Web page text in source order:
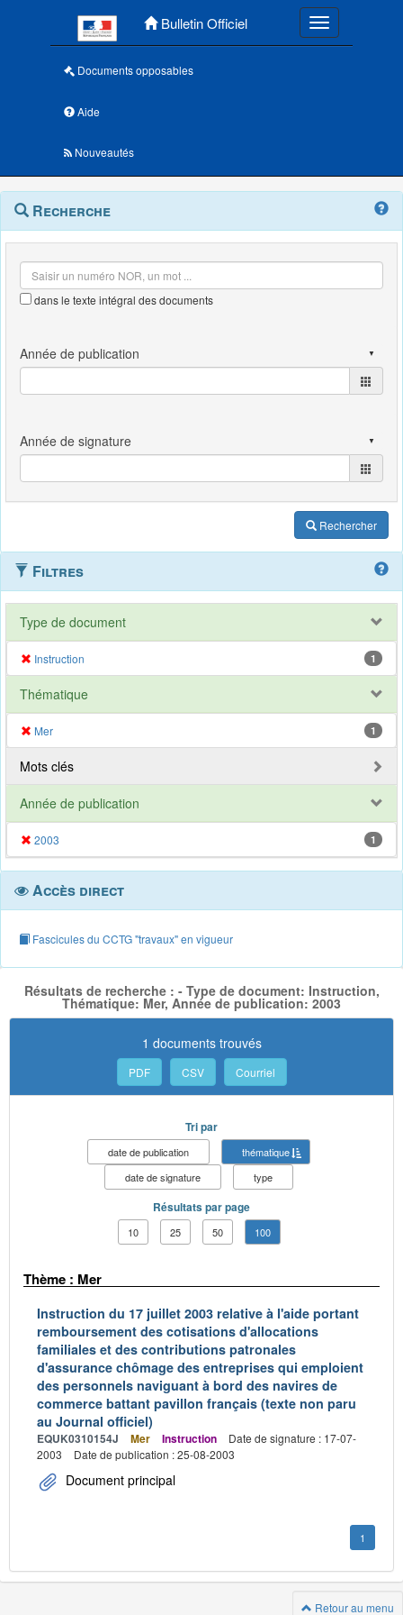
Bulletin Officiel Toggle
Documents opposables
Aide
Nouveautés
Navigation
outils
Menu
contextuel
Recherche
dans le texte intégral des documents
Rechercher
Filtres
Type de document
Instruction 1
Thématique
Mer 1
Mots clés
Année de publication
2003 1
Accès direct
Fascicules du CCTG "travaux" en vigueur
Résultats de recherche : - Type de document: Instruction,
Thématique: Mer, Année de publication: 2003
1 documents trouvés
PDF CSV Courriel
Tri par
date de publication
thématique
date de signature
type
Résultats par page
10 25 50 100
Thème : Mer
Instruction du 17 juillet 2003 relative à l'aide portant
remboursement des cotisations d'allocations
familiales et des contributions patronales
d'assurance chômage des entreprises qui emploient
des personnels naviguant à bord des navires de
commerce battant pavillon français (texte non paru
au Journal officiel)
EQUK0310154J Mer Instruction
Date de signature : 17-07-
2003
Date de publication : 25-08-2003
Document principal
1
Retour au menu